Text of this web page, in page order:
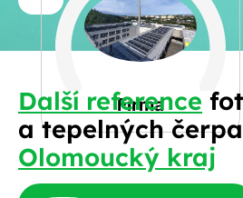
Firma
Jiná
Spočítat
kalkulaci
a
příjmení
Telefon
E-
mail
Další reference
a tepelných
Olomoucký kraj